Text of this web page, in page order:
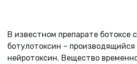
В известном препарате ботоксе
ботулотоксин –
нейротоксин. Вещество